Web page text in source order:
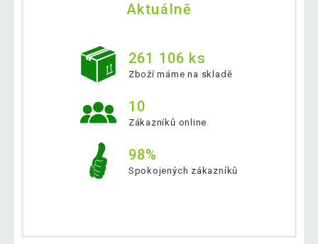
Aktuálně
261 106 ks
Zboží máme na skladě
10
Zákazníků online
98%
Spokojených zákazníků